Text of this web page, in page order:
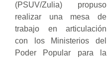
(PSUV/Zulia) propuso
realizar una mesa de
trabajo en articulación
con los Ministerios del
Poder Popular para la